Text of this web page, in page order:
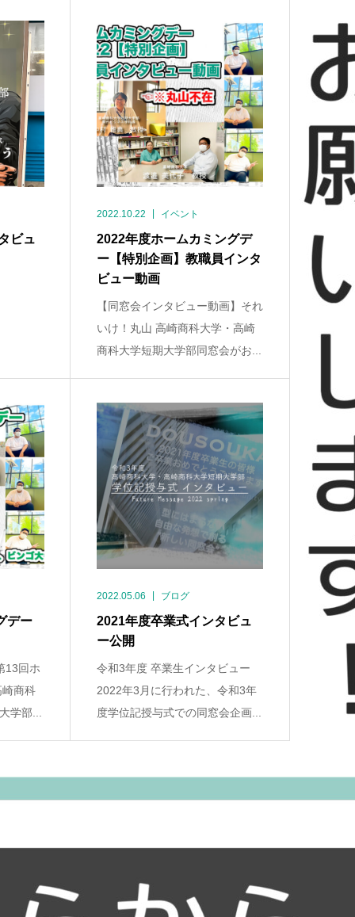
ビュ
2022.10.22 イベント
2022年度ホームカミングデ
ー【特別企画】教職員インタ
ビュー動画
【同窓会インタビュー動画】それ
いけ！丸山 高崎商科大学・高崎
商科大学短期大学部同窓会がお...
デー
13回ホ
商科
学部...
2022.05.06 ブログ
2021年度卒業式インタビュ
ー公開
令和3年度 卒業生インタビュー
2022年3月に行われた、令和3年
度学位記授与式での同窓会企画...